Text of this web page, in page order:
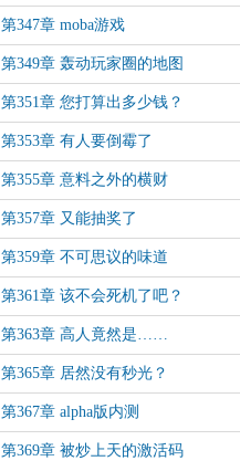
第347章 moba游戏
第349章 轰动玩家圈的地图
第351章 您打算出多少钱？
第353章 有人要倒霉了
第355章 意料之外的横财
第357章 又能抽奖了
第359章 不可思议的味道
第361章 该不会死机了吧？
第363章 高人竟然是……
第365章 居然没有秒光？
第367章 alpha版内测
第369章 被炒上天的激活码